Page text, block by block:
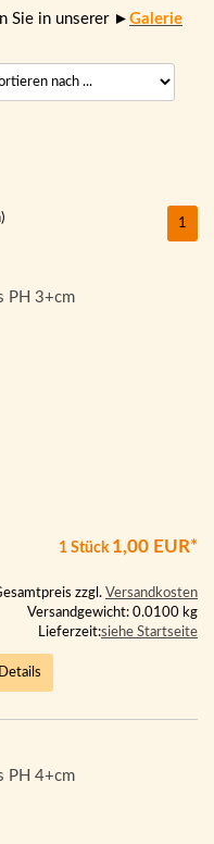
Sie in unserer ► Galerie
1
1 Stück 1,00 EUR*
zzgl. Versandkosten
Versandgewicht: 0.0100 kg
Lieferzeit:siehe Startseite